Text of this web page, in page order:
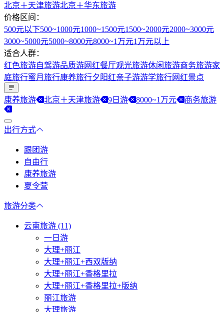
北京＋天津旅游北京＋华东旅游
价格区间：
500元以下500~1000元1000~1500元1500~2000元2000~3000元
3000~5000元5000~8000元8000~1万元1万元以上
适合人群：
红色旅游自驾游品质游网红餐厅观光旅游休闲旅游商务旅游家
庭旅行蜜月旅行康养旅行夕阳红亲子游游学旅行网红景点
康养旅游 北京＋天津旅游 9日游 8000~1万元 商务旅游
出行方式
跟团游
自由行
康养旅游
夏令营
旅游分类
云南旅游 (11)
一日游
大理+丽江
大理+丽江+西双版纳
大理+丽江+香格里拉
大理+丽江+香格里拉+版纳
丽江旅游
大理旅游